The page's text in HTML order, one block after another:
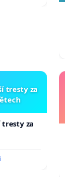
tresty za
za